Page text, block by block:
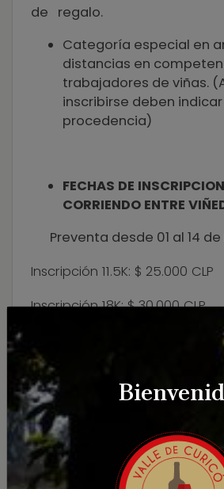
de regalo.
Categoría especial en
distancias en
trabajadores de viñas.
inscribirse deben
procedencia)
FECHAS DE
CORRIENDO ENTRE
Preventa desde 01 al 14
Inscripción 11.5K: $ 25.000 CLP
Inscripción 18K: $ 30.000 CLP
Venta desde 15 al 25 de
Inscripción 11.5K: $ 30.000 CLP
Inscripción 18K: $ 35.000 CLP
** No habrá devolución de